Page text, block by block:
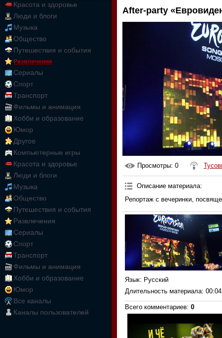
Красота и здоровье
Люди и блоги
Музыка
Общество
Путешествия и события
Развлечения
Сериалы
Спорт
Транспорт
Фильмы и анимация
Хобби и образование
Юмор
Другое
Компьютерные игры
Красота и здоровье
Люди и блоги
Музыка
Общество
Путешествия и события
Развлечения
Сериалы
Спорт
Транспорт
Фильмы и анимация
Хобби и образование
Юмор
Все каналы
Каналы пользователей
After-party
Просмотры: 0
Описание материала:
Репортаж с вечеринки,
Язык: Русский
Длительность материала:
Всего комментариев: 0